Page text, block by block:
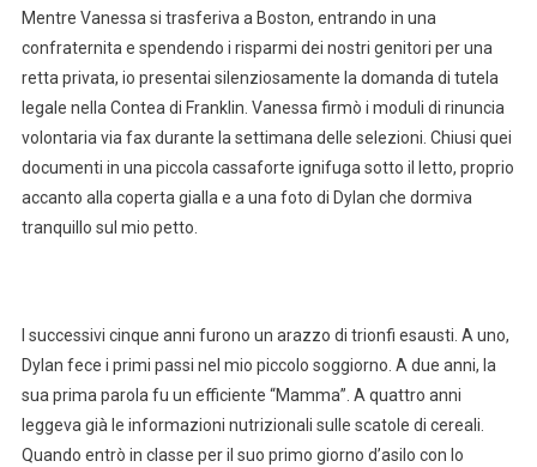
Mentre Vanessa si trasferiva a Boston, entrando in una
confraternita e spendendo i risparmi dei nostri genitori per una
retta privata, io presentai silenziosamente la domanda di tutela
legale nella Contea di Franklin. Vanessa firmò i moduli di rinuncia
volontaria via fax durante la settimana delle selezioni. Chiusi quei
documenti in una piccola cassaforte ignifuga sotto il letto, proprio
accanto alla coperta gialla e a una foto di Dylan che dormiva
tranquillo sul mio petto.
I successivi cinque anni furono un arazzo di trionfi esausti. A uno,
Dylan fece i primi passi nel mio piccolo soggiorno. A due anni, la
sua prima parola fu un efficiente “Mamma”. A quattro anni
leggeva già le informazioni nutrizionali sulle scatole di cereali.
Quando entrò in classe per il suo primo giorno d’asilo con lo